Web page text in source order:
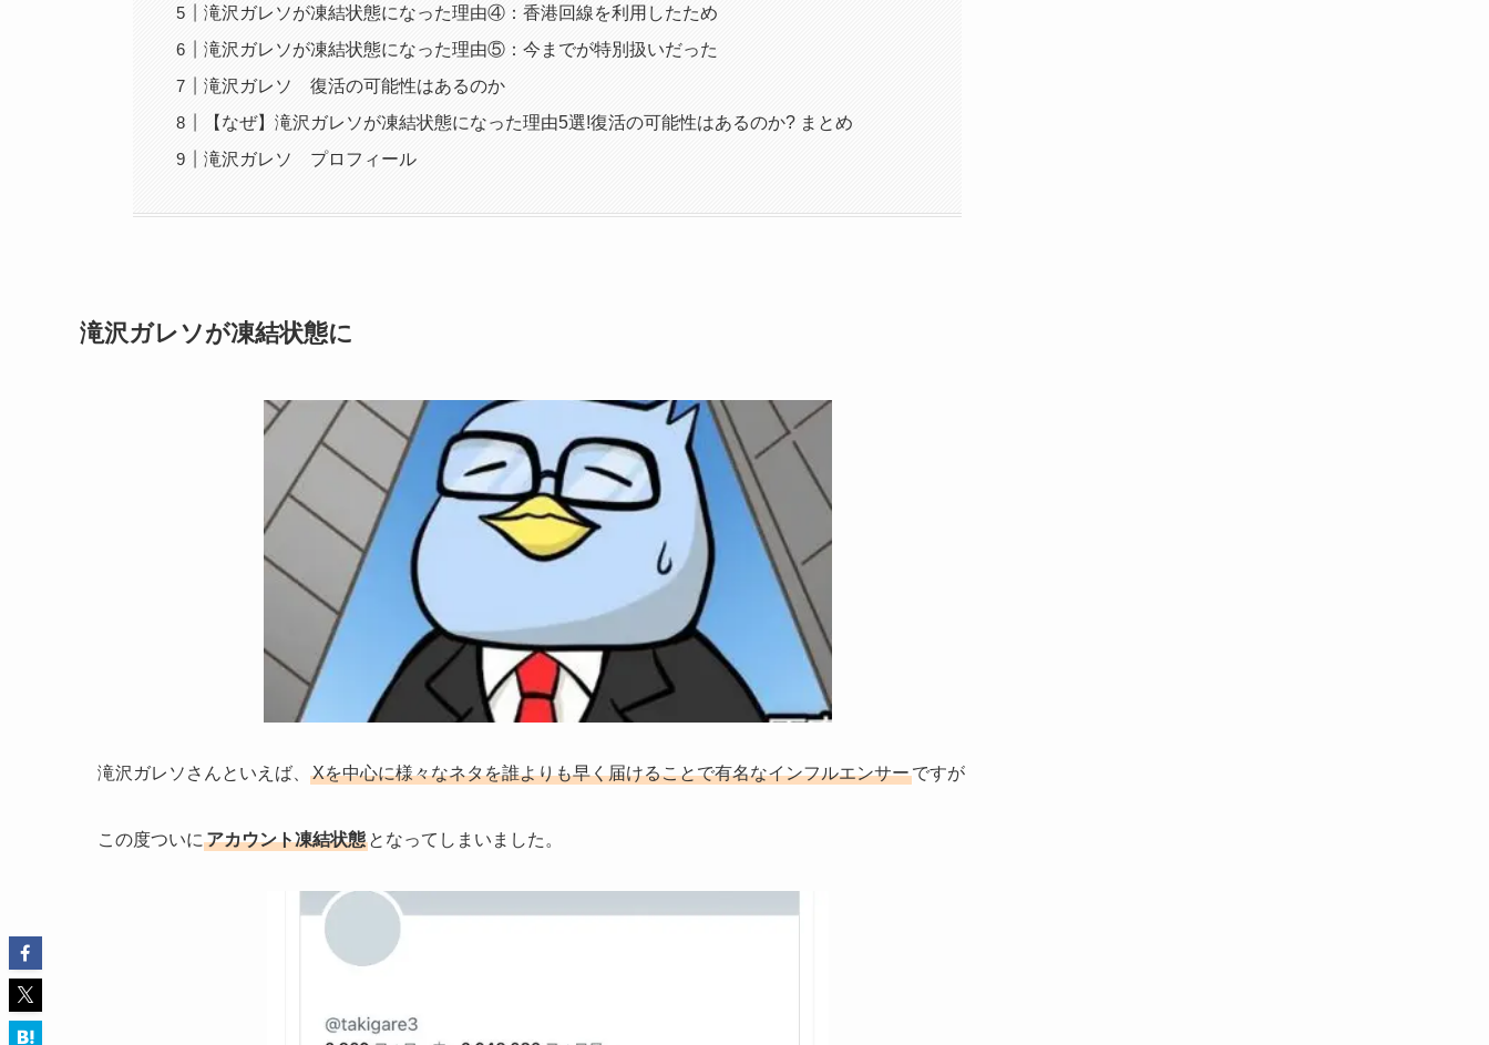
滝沢ガレソが凍結状態になった理由④：香港回線を利用したため
滝沢ガレソが凍結状態になった理由⑤：今までが特別扱いだった
滝沢ガレソ 復活の可能性はあるのか
【なぜ】滝沢ガレソが凍結状態になった理由5選!復活の可能性はあるのか? まとめ
滝沢ガレソ プロフィール
滝沢ガレソが凍結状態に
滝沢ガレソさんといえば、 Xを中心に様々なネタを誰よりも早く届けることで有名なインフルエンサーですが
この度ついにアカウント凍結状態 となってしまいました。